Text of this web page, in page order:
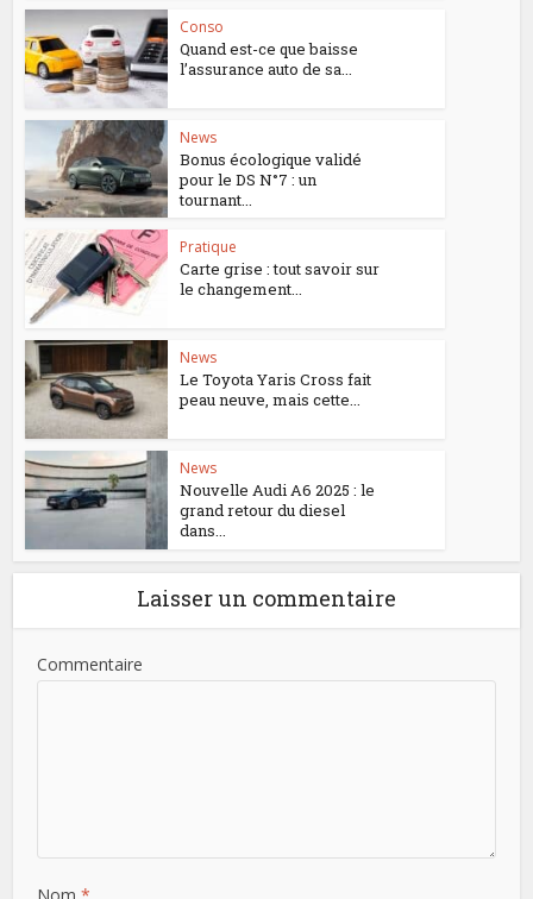
Conso
Quand est-ce que baisse
l’assurance auto de sa...
News
Bonus écologique validé
pour le DS N°7 : un
tournant...
Pratique
Carte grise : tout savoir sur
le changement...
News
Le Toyota Yaris Cross fait
peau neuve, mais cette...
News
Nouvelle Audi A6 2025 : le
grand retour du diesel
dans...
Laisser un commentaire
Commentaire
Nom*